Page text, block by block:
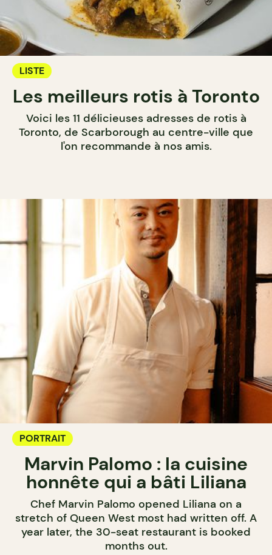
LISTE
Les meilleurs rotis à Toronto
Voici les 11 délicieuses adresses de rotis à
Toronto, de Scarborough au centre-ville que
l'on recommande à nos amis.
PORTRAIT
Marvin Palomo : la cuisine
honnête qui a bâti Liliana
Chef Marvin Palomo opened Liliana on a
stretch of Queen West most had written off. A
year later, the 30-seat restaurant is booked
months out.